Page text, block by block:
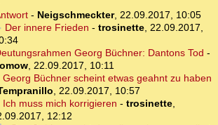
- Neigschmeckter, 22.09.2017, 10:05
Der innere Frieden - trosinette, 22.09.2017,
Georg Büchner: Dantons Tod -
, 22.09.2017, 10:11
Georg Büchner scheint etwas geahnt zu haben
, 22.09.2017, 10:57
Ich muss mich korrigieren - trosinette,
12:12